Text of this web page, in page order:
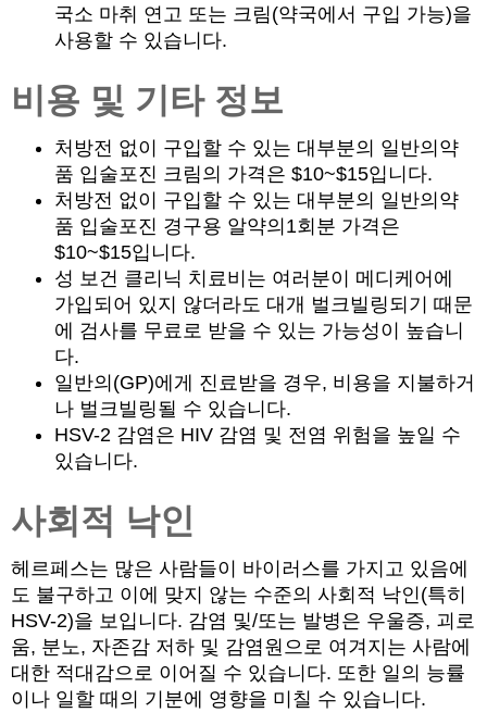
국소 마취 연고 또는 크림(약국에서 구입 가능)을
사용할 수 있습니다.
비용 및 기타 정보
처방전 없이 구입할 수 있는 대부분의 일반의약
품 입술포진 크림의 가격은 $10~$15입니다.
처방전 없이 구입할 수 있는 대부분의 일반의약
품 입술포진 경구용 알약의1회분 가격은
$10~$15입니다.
성 보건 클리닉 치료비는 여러분이 메디케어에
가입되어 있지 않더라도 대개 벌크빌링되기 때문
에 검사를 무료로 받을 수 있는 가능성이 높습니
다.
일반의(GP)에게 진료받을 경우, 비용을 지불하거
나 벌크빌링될 수 있습니다.
HSV-2 감염은 HIV 감염 및 전염 위험을 높일 수
있습니다.
사회적 낙인
헤르페스는 많은 사람들이 바이러스를 가지고 있음에
도 불구하고 이에 맞지 않는 수준의 사회적 낙인(특히
HSV-2)을 보입니다. 감염 및/또는 발병은 우울증, 괴로
움, 분노, 자존감 저하 및 감염원으로 여겨지는 사람에
대한 적대감으로 이어질 수 있습니다. 또한 일의 능률
이나 일할 때의 기분에 영향을 미칠 수 있습니다.